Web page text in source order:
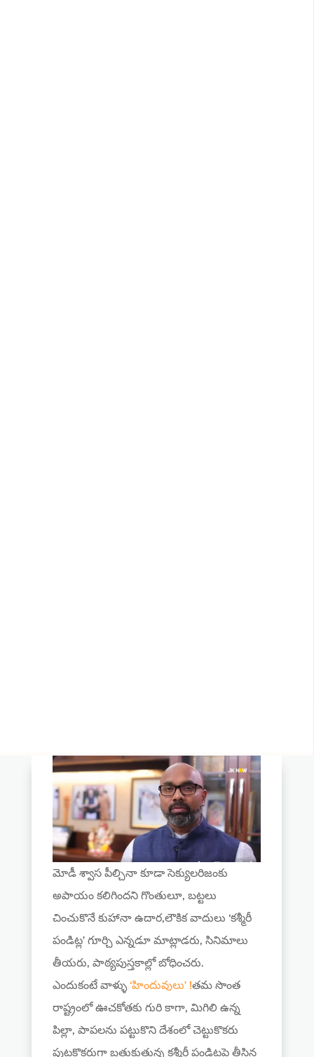
మోడీ శ్వాస పీల్చినా కూడా సెక్యులరిజంకు
అపాయం కలిగిందని గొంతులూ, బట్టలు
చించుకొనే కుహానా ఉదార,లౌకిక వాదులు ‘కశ్మీరీ
పండిట్ల’ గూర్చి ఎన్నడూ మాట్లాడరు, సినిమాలు
తీయరు, పాఠ్యపుస్తకాల్లో బోధించరు.
ఎందుకంటే వాళ్ళు ‘హిందువులు’ !తమ సొంత
రాష్ట్రంలో ఊచకోతకు గురి కాగా, మిగిలి ఉన్న
పిల్లా, పాపలను పట్టుకొని దేశంలో చెట్టుకొకరు
పుట్టకొకరుగా బ్రతుకుతున్న కశ్మీరీ పండిట్లపై తీసిన